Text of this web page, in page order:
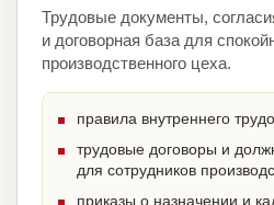
Трудовые документы,
и договорная база для
производственного цеха.
правила внутреннего
трудовые договоры и
для сотрудников
приказы о назначении и